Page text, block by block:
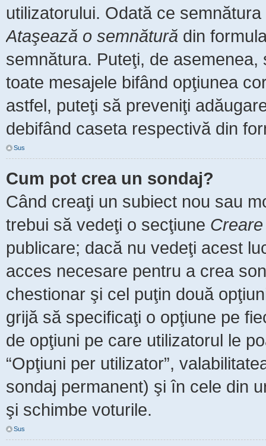
utilizatorului. Odată ce
Ataşează o semnătură din
semnătura. Puteţi, de
toate mesajele bifând opţiunea
astfel, puteţi să preveniţi
debifând caseta respectivă din
Sus
Cum pot crea un sondaj?
Când creaţi un subiect nou sau
trebui să vedeţi o secţiune
publicare; dacă nu vedeţi acest
acces necesare pentru a crea
chestionar şi cel puţin două
grijă să specificaţi o opţiune pe
de opţiuni pe care utilizatorul le
“Opţiuni per utilizator”,
sondaj permanent) şi în cele din
şi schimbe voturile.
Sus